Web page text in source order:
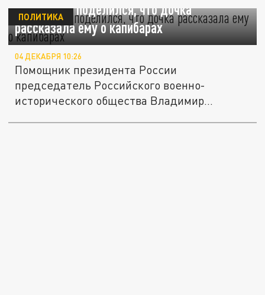
Мединский поделился, что дочка
рассказала ему о капибарах
ПОЛИТИКА
04 ДЕКАБРЯ 10:26
Помощник президента России
председатель Российского военно-
исторического общества Владимир